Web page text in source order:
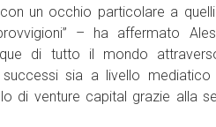
un occhio particolare a
– ha affermato
di tutto il mondo
sia a livello
di venture capital grazie alla